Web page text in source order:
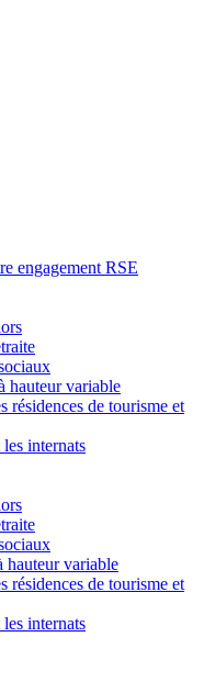
engagement RSE
hauteur variable
résidences de tourisme et
internats
variable
résidences de tourisme et
internats